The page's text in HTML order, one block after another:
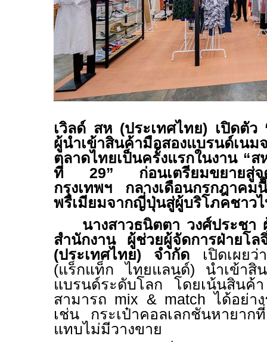
เวิลด์ สห (ประเทศไทย) เปิดตัว
ผู้นำเข้าสินค้ามือสองแบรนด์เน
ตลาดไทยเป็นครั้งแรกในงาน “
ที่ 29” ก่อนเตรียมขยายสู่จุด
กรุงเทพฯ กลางเดือนกรกฎาค
พรีเมียมจากญี่ปุ่นสู่ผู้บริโภคชาวไ
นางสาวธนิตตา วงศ์ประชา
สำนักงาน ผู้ช่วยผู้จัดการฝ่ายโล
(ประเทศไทย) จำกัด เปิดเผย
(แร็กแท็ก ไทยแลนด์) นำเข้าสิ
แบรนด์ระดับโลก โดยเน้นสิน
สามารถ mix & matchได้อย่า
เช่น กระเป๋าคอลเลกชันหายาก
แทบไม่มีวางขาย